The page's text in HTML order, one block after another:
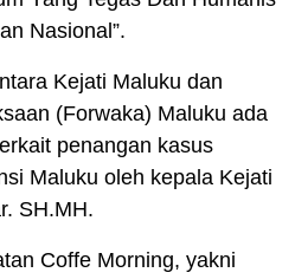
Nasional”.
Kejati Maluku dan
(Forwaka) Maluku ada
penangan kasus
Maluku oleh kepala Kejati
SH.MH.
Coffe Morning, yakni